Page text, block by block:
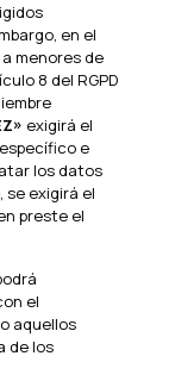
en el
menores de
8 del RGPD
exigirá el
e
los datos
se exigirá el
preste el
el
aquellos
de los